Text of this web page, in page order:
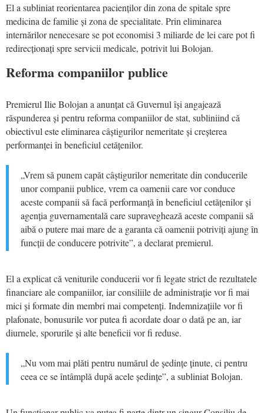
El a subliniat reorientarea pacienților din zona de spitale spre
medicina de familie și zona de specialitate. Prin eliminarea
internărilor nenecesare se pot economisi 3 miliarde de lei care pot fi
redirecționați spre servicii medicale, potrivit lui Bolojan.
Reforma companiilor publice
Premierul Ilie Bolojan a anunțat că Guvernul își angajează
răspunderea și pentru reforma companiilor de stat, subliniind că
obiectivul este eliminarea câștigurilor nemeritate și creșterea
performanței în beneficiul cetățenilor.
„Vrem să punem capăt câștigurilor nemeritate din conducerile
unor companii publice, vrem ca oamenii care vor conduce
aceste companii să facă performanță în beneficiul cetățenilor și
agenția guvernamentală care supraveghează aceste companii să
aibă o putere mai mare de a garanta că oamenii potriviți ajung în
funcții de conducere potrivite”, a declarat premierul.
El a explicat că veniturile conducerii vor fi legate strict de rezultatele
financiare ale companiilor, iar consiliile de administrație vor fi mai
mici și formate din membri mai competenți. Indemnizațiile vor fi
plafonate, bonusurile vor putea fi acordate doar o dată pe an, iar
diurnele, sporurile și alte beneficii vor fi reduse.
„Nu vom mai plăti pentru numărul de ședințe ținute, ci pentru
ceea ce se întâmplă după acele ședințe”, a subliniat Bolojan.